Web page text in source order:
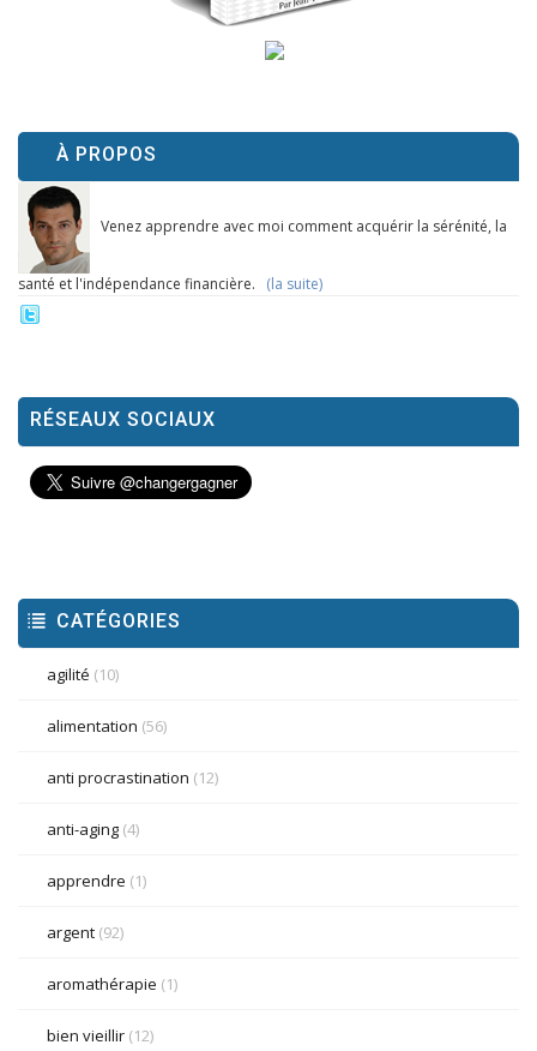
À PROPOS
Venez apprendre avec moi comment acquérir la sérénité, la
santé et l'indépendance financière. (la suite)
RÉSEAUX SOCIAUX
CATÉGORIES
agilité (10)
alimentation (56)
anti procrastination (12)
anti-aging (4)
apprendre (1)
argent (92)
aromathérapie (1)
bien vieillir (12)